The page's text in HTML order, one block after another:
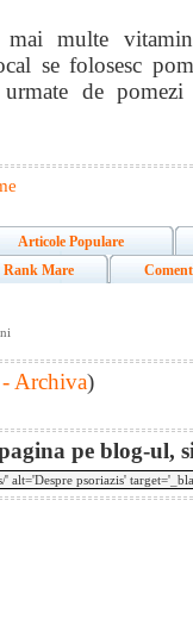
mai multe
se folosesc
de
Articole Populare
Rank Mare
- Archiva)
pe blog-ul,